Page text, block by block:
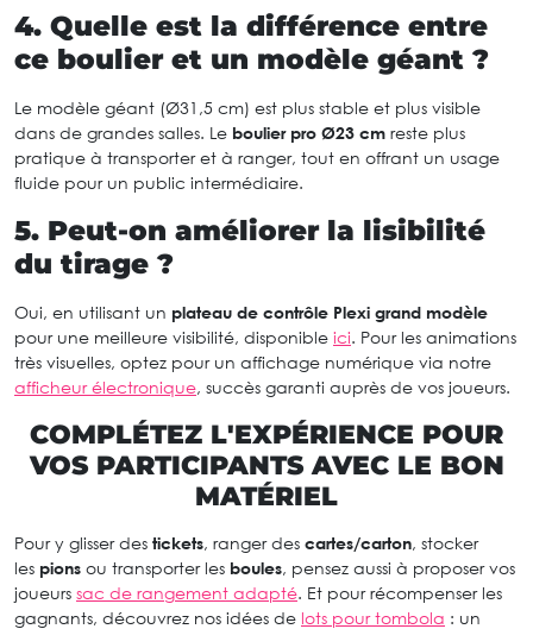
4. Quelle est la différence entre
ce boulier et un modèle géant ?
Le modèle géant (Ø31,5 cm) est plus stable et plus visible
dans de grandes salles. Le boulier pro Ø23 cm reste plus
pratique à transporter et à ranger, tout en offrant un usage
fluide pour un public intermédiaire.
5. Peut-on améliorer la lisibilité
du tirage ?
Oui, en utilisant un plateau de contrôle Plexi grand modèle
pour une meilleure visibilité, disponible ici. Pour les animations
très visuelles, optez pour un affichage numérique via notre
afficheur électronique, succès garanti auprès de vos joueurs.
COMPLÉTEZ L'EXPÉRIENCE POUR
VOS PARTICIPANTS AVEC LE BON
MATÉRIEL
Pour y glisser des tickets, ranger des cartes/carton, stocker
les pions ou transporter les boules, pensez aussi à proposer vos
joueurs sac de rangement adapté. Et pour récompenser les
gagnants, découvrez nos idées de lots pour tombola : un